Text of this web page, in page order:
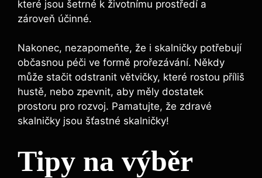
které jsou šetrné k životnímu prostředí a
zároveň účinné.
Nakonec, nezapomeňte, že i skalničky potřebují
občasnou péči ve formě prořezávání. Někdy
může stačit odstranit větvičky, které rostou příliš
hustě, nebo zpevnit, aby měly dostatek
prostoru pro rozvoj. Pamatujte, že zdravé
skalničky jsou šťastné skalničky!
Tipy na výběr